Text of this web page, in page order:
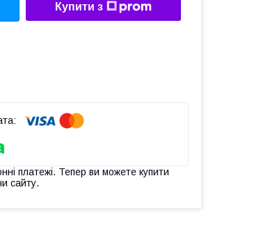
Купити з
платежі. Тепер ви можете купити
сайту.